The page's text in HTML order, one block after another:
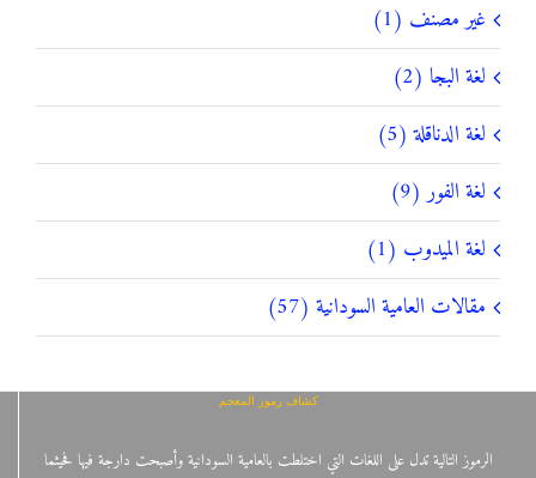
غير مصنف (1)
لغة البجا (2)
لغة الدناقلة (5)
لغة الفور (9)
لغة الميدوب (1)
مقالات العامية السودانية (57)
كشاف رموز المعجم
الرموز التالية تدل على اللغات التي اختلطت بالعامية السودانية وأصبحت دارجة فيها فحيثما